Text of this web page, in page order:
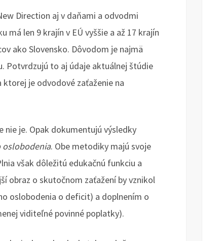
Direction aj v daňami a odvodmi
má len 9 krajín v EÚ vyššie a až 17 krajín
ako Slovensko. Dôvodom je najmä
Potvrdzujú to aj údaje aktuálnej štúdie
ktorej je odvodové zaťaženie na
nie je. Opak dokumentujú výsledky
oslobodenia. Obe metodiky majú svoje
však dôležitú edukačnú funkciu a
obraz o skutočnom zaťažení by vznikol
oslobodenia o deficit) a doplnením o
viditeľné povinné poplatky).